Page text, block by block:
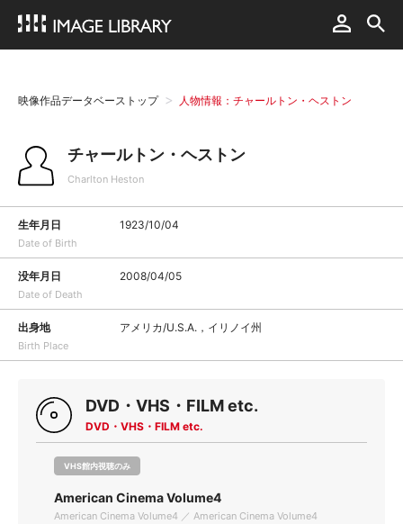
映像作品データベーストップ 人物情報：チャールトン・ヘストン
チャールトン・ヘストン
Charlton Heston
生年月日
Date of Birth
1923/10/04
没年月日
Date of Death
2008/04/05
出身地
Birth Place
アメリカ/U.S.A.，イリノイ州
DVD・VHS・FILM etc.
DVD・VHS・FILM etc.
VHS館内視聴のみ
American Cinema Volume4
American Cinema Volume4 ／ American Cinema Volume4